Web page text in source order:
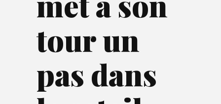
tour un
pas dans